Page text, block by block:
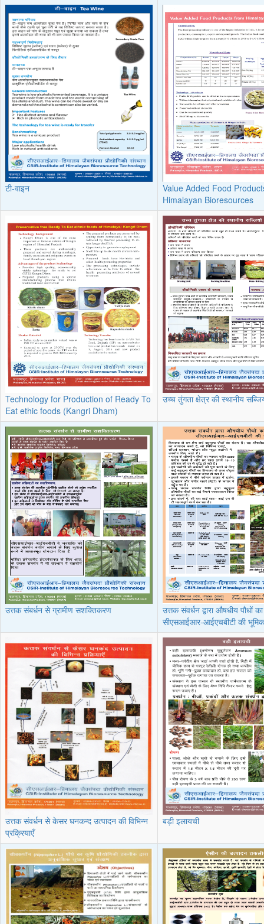
टी-वाइन
Value Added Food
Himalayan Bioresources
Technology for Production of Ready To
Eat ethic foods (Kangri Dham)
उच्च तुंगता क्षेत्र की स्थानीय
उत्तक संबर्धन से ग्रामीण सशक्तिकरण
उत्तक संवर्धन द्वारा औषधीय पौधों
सीएसआईआर-आईएचबीटी की
उत्तक संवर्धन से केसर घनकन्द उत्पादन की विभिन्न
प्रक्रियाएँ
बड़ी इलायची